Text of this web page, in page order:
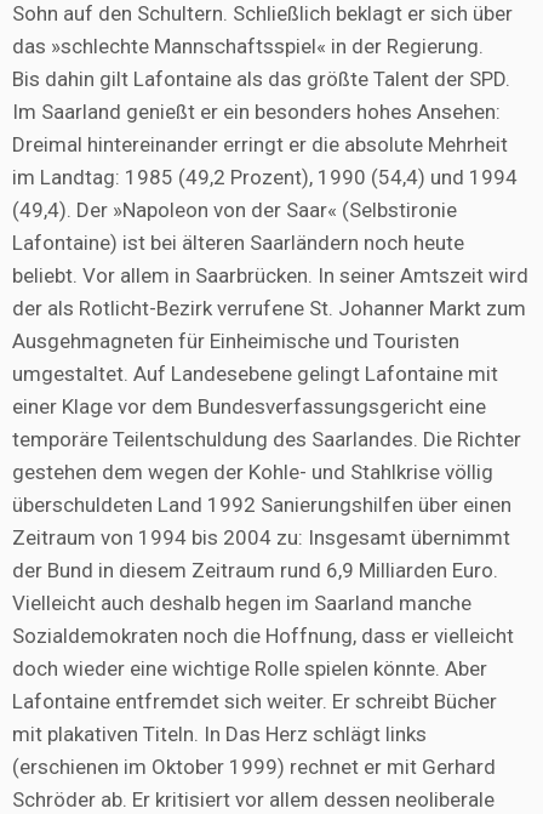
Sohn auf den Schultern. Schließlich beklagt er sich über
das »schlechte Mannschaftsspiel« in der Regierung.
Bis dahin gilt Lafontaine als das größte Talent der SPD.
Im Saarland genießt er ein besonders hohes Ansehen:
Dreimal hintereinander erringt er die absolute Mehrheit
im Landtag: 1985 (49,2 Prozent), 1990 (54,4) und 1994
(49,4). Der »Napoleon von der Saar« (Selbstironie
Lafontaine) ist bei älteren Saarländern noch heute
beliebt. Vor allem in Saarbrücken. In seiner Amtszeit wird
der als Rotlicht-Bezirk verrufene St. Johanner Markt zum
Ausgehmagneten für Einheimische und Touristen
umgestaltet. Auf Landesebene gelingt Lafontaine mit
einer Klage vor dem Bundesverfassungsgericht eine
temporäre Teilentschuldung des Saarlandes. Die Richter
gestehen dem wegen der Kohle- und Stahlkrise völlig
überschuldeten Land 1992 Sanierungshilfen über einen
Zeitraum von 1994 bis 2004 zu: Insgesamt übernimmt
der Bund in diesem Zeitraum rund 6,9 Milliarden Euro.
Vielleicht auch deshalb hegen im Saarland manche
Sozialdemokraten noch die Hoffnung, dass er vielleicht
doch wieder eine wichtige Rolle spielen könnte. Aber
Lafon­taine entfremdet sich weiter. Er schreibt Bücher
mit plakativen Titeln. In Das Herz schlägt links
(erschienen im Oktober 1999) rechnet er mit Gerhard
Schröder ab. Er kritisiert vor allem dessen neoliberale